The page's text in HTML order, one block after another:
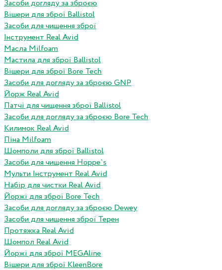
Засоби догляду за зброєю
Вішери для зброї Ballistol
Засоби для чищення зброї
Інструмент Real Avid
Масла Milfoam
Мастила для зброї Ballistol
Вішери для зброї Bore Tech
Засоби для догляду за зброєю GNP
Йорж Real Avid
Патчі для чищення зброї Ballistol
Засоби для догляду за зброєю Bore Tech
Килимок Real Avid
Піна Milfoam
Шомполи для зброї Ballistol
Засоби для чищення Hoppe`s
Мульти Інструмент Real Avid
Набір для чистки Real Avid
Йоржі для зброї Bore Tech
Засоби для догляду за зброєю Dewey
Засоби для чищення зброї Терен
Протяжка Real Avid
Шомпол Real Avid
Йоржі для зброї MEGAline
Вішери для зброї KleenBore